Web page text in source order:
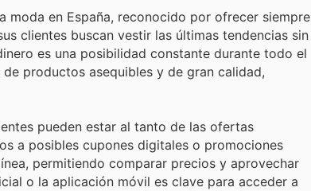
moda en España, reconocido por ofrecer siempre
clientes buscan vestir las últimas tendencias sin
es una posibilidad constante durante todo el
productos asequibles y de gran calidad,
pueden estar al tanto de las ofertas
a posibles cupones digitales o promociones
permitiendo comparar precios y aprovechar
o la aplicación móvil es clave para acceder a